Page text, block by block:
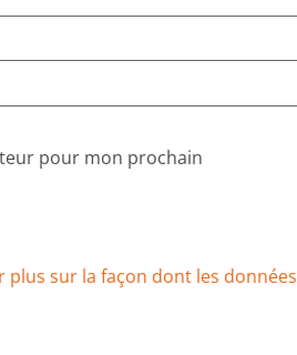
pour mon prochain
plus sur la façon dont les données